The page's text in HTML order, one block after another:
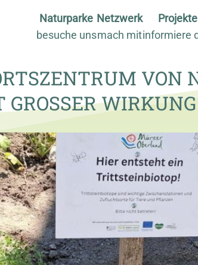
Naturparke
besuche uns
Netzwerk
mach mit
Projekte
informiere
VON
WIRKUNG